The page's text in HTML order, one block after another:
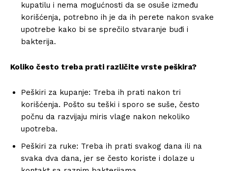
kupatilu i nema mogućnosti da se osuše između
korišćenja, potrebno ih je da ih perete nakon svake
upotrebe kako bi se sprečilo stvaranje buđi i
bakterija.
Koliko često treba prati različite vrste peškira?
Peškiri za kupanje: Treba ih prati nakon tri
korišćenja. Pošto su teški i sporo se suše, često
počnu da razvijaju miris vlage nakon nekoliko
upotreba.
Peškiri za ruke: Treba ih prati svakog dana ili na
svaka dva dana, jer se često koriste i dolaze u